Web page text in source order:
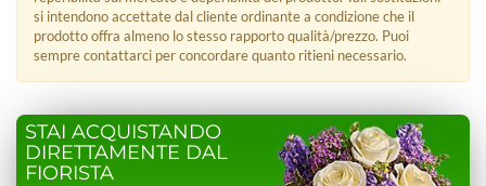
si intendono accettate dal cliente ordinante a condizione che il
prodotto offra almeno lo stesso rapporto qualità/prezzo. Puoi
sempre contattarci per concordare quanto ritieni necessario.
STAI ACQUISTANDO
DIRETTAMENTE DAL
FIORISTA